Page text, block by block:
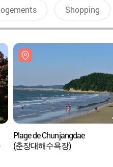
Shopping
Plage de Chunjangdae
(춘장대해수욕장)